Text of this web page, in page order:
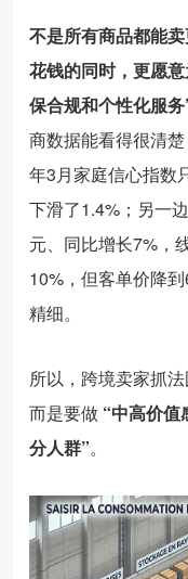
不是所有商品都能
花钱的同时，更愿
保合规和个性化服务
商数据能看得很清
年3月家庭信心指数
下滑了1.4%；另一
元、同比增长7%，
10%，但客单价降
精细。
所以，跨境卖家抓法
而是要做 “中高价值
分人群”。